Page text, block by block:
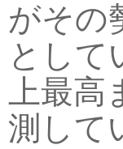
がその
として
上最
測して